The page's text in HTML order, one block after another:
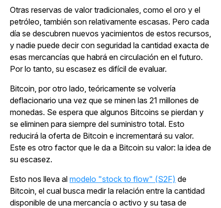
Otras reservas de valor tradicionales, como el oro y el
petróleo, también son relativamente escasas. Pero cada
día se descubren nuevos yacimientos de estos recursos,
y nadie puede decir con seguridad la cantidad exacta de
esas mercancías que habrá en circulación en el futuro.
Por lo tanto, su escasez es difícil de evaluar.
Bitcoin, por otro lado, teóricamente se volvería
deflacionario una vez que se minen las 21 millones de
monedas. Se espera que algunos Bitcoins se pierdan y
se eliminen para siempre del suministro total. Esto
reducirá la oferta de Bitcoin e incrementará su valor.
Este es otro factor que le da a Bitcoin su valor: la idea de
su escasez.
Esto nos lleva al modelo "stock to flow" (S2F) de
Bitcoin, el cual busca medir la relación entre la cantidad
disponible de una mercancía o activo y su tasa de